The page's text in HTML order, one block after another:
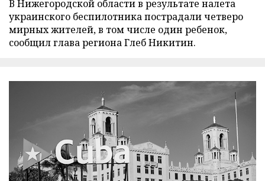
В Нижегородской области в результате налета
украинского беспилотника пострадали четверо
мирных жителей, в том числе один ребенок,
сообщил глава региона Глеб Никитин.